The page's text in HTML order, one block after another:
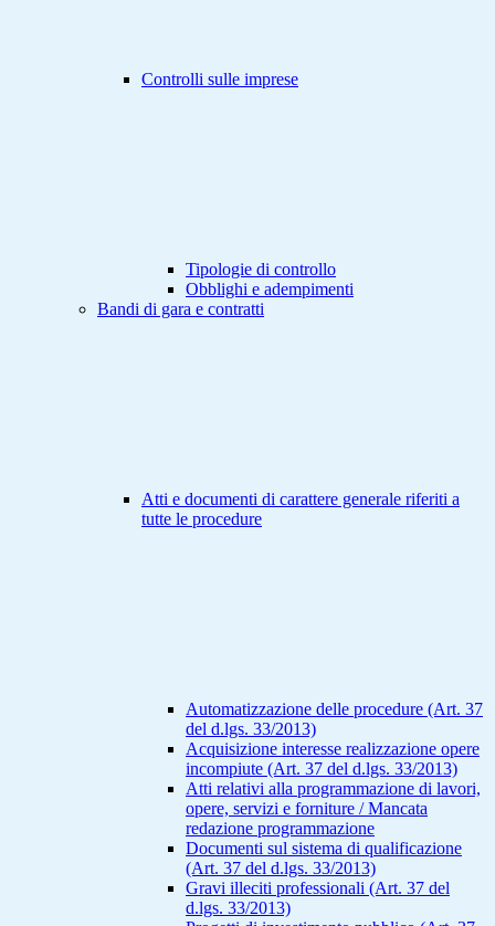
Controlli sulle imprese
Tipologie di controllo
Obblighi e adempimenti
Bandi di gara e contratti
Atti e documenti di carattere generale riferiti a
tutte le procedure
Automatizzazione delle procedure (Art. 37
del d.lgs. 33/2013)
Acquisizione interesse realizzazione opere
incompiute (Art. 37 del d.lgs. 33/2013)
Atti relativi alla programmazione di lavori,
opere, servizi e forniture / Mancata
redazione programmazione
Documenti sul sistema di qualificazione
(Art. 37 del d.lgs. 33/2013)
Gravi illeciti professionali (Art. 37 del
d.lgs. 33/2013)